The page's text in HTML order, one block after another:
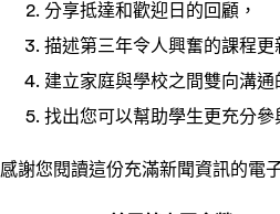
分享抵達和歡迎日的回顧，
描述第三年令人興奮的課程更
建立家庭與學校之間雙向溝通
找出您可以幫助學生更充分
感謝您閱讀這份充滿新聞資訊的電